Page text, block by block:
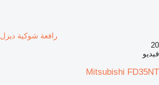
رافعة شوكية ديزل Mitsubishi FD35NT
20
فيديو
Mitsubishi FD35NT